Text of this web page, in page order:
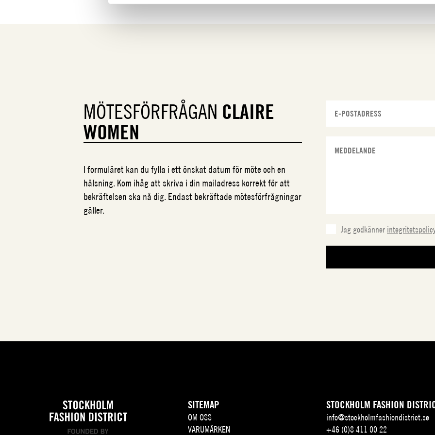
MÖTESFÖRFRÅGAN CLAIRE
WOMEN
I formuläret kan du fylla i ett önskat datum för möte och en
hälsning. Kom ihåg att skriva i din mailadress korrekt för att
bekräftelsen ska nå dig. Endast bekräftade mötesförfrågningar
gäller.
Jag godkänner
SITEMAP
OM OSS
VARUMÄRKEN
STOCKHOLM FASHION
info@stockholmfashiondistrict.se
+46 (0)8 411 00 22